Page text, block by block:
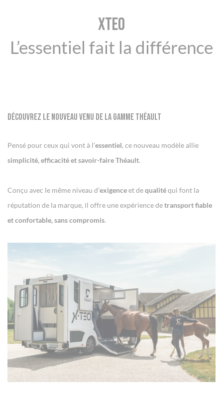
XTEO
L’essentiel fait la différence
Découvrez le nouveau venu de la gamme Théault
Pensé pour ceux qui vont à l’essentiel, ce nouveau modèle allie
simplicité, efficacitéet savoir-faire Théault.
Conçu avec le même niveau d’exigenceet dequalitéqui font la
réputation de la marque, il offre une expérience detransport fiable
et confortable, sans compromis.